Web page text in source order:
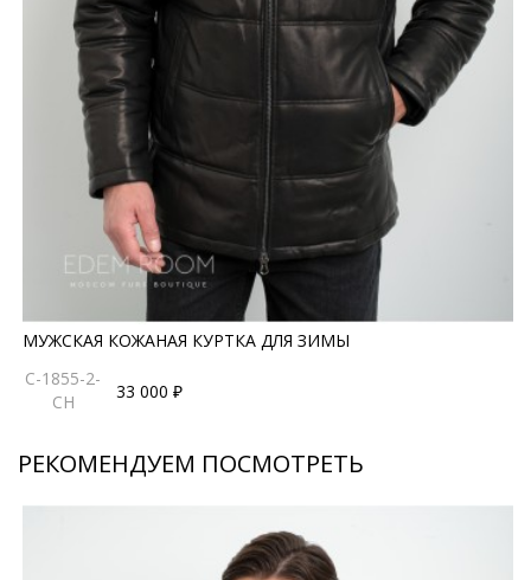
делает фигуру более собранной. Практичные карманы
позволяют держать под рукой необходимые мелочи и
согревать руки. Размерный ряд 48–60 дает
возможность подобрать оптимальную посадку.
Фабричное китайское производство обеспечивает
аккуратное исполнение, ровные швы и надежную
фурнитуру. Эта модель - удачное сочетание дизайна,
функциональности и брутальной эстетики.
*описание несет информационный характер, состав и
правила ухода могут быть изменены производителем
МУЖСКАЯ КОЖАНАЯ КУРТКА ДЛЯ ЗИМЫ
С-1855-2-
CH
33 000 ₽
РЕКОМЕНДУЕМ ПОСМОТРЕТЬ